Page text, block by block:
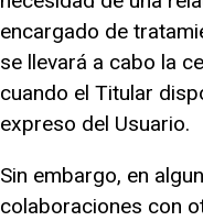
encargado de
se llevará a cabo la
cuando el Titular
expreso del Usuario.
Sin embargo, en
colaboraciones con